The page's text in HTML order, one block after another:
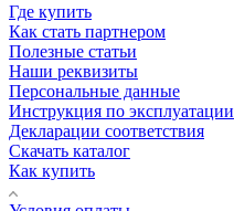
Где купить
Как стать партнером
Полезные статьи
Наши реквизиты
Персональные данные
Инструкция по эксплуатации
Декларации соответствия
Скачать каталог
Как купить